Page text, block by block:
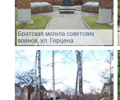
Братская могила советских
воинов, ул. Герцена